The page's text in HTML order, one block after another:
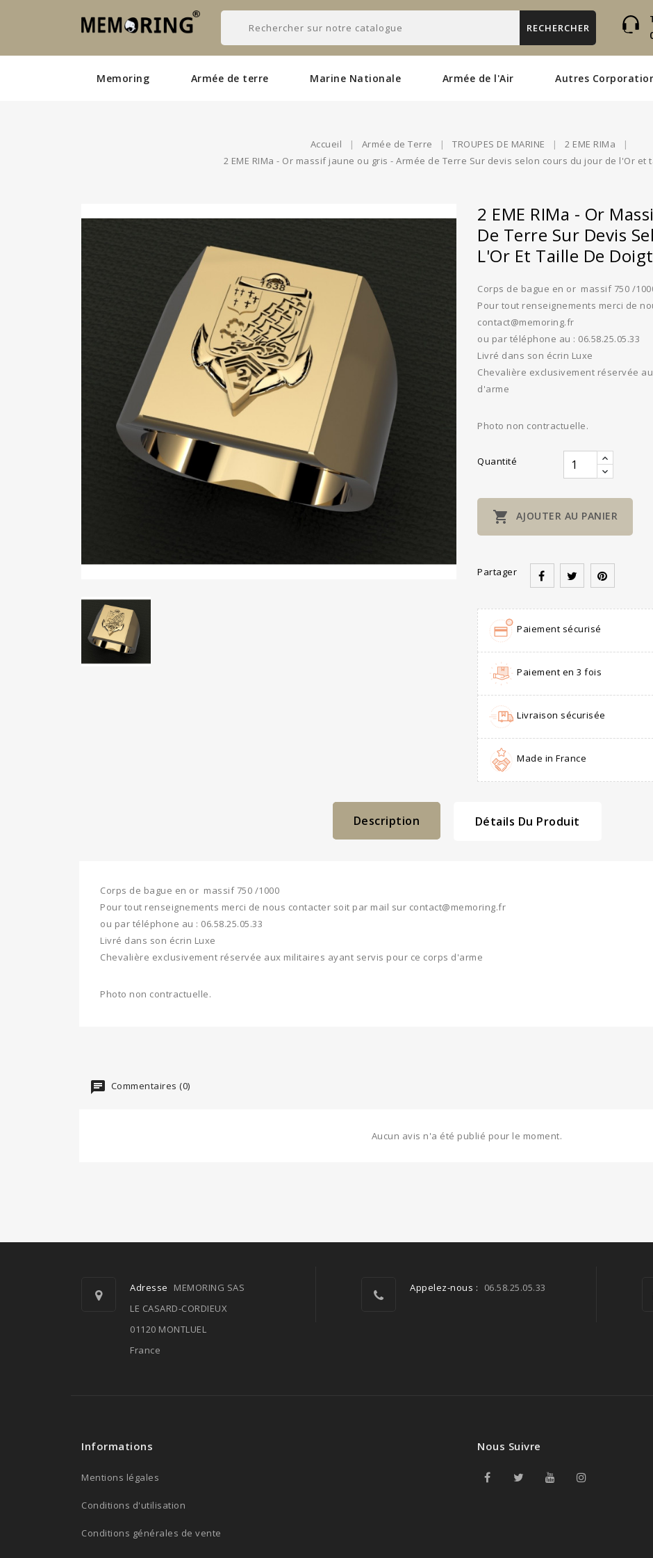
RECHERCHER
Memoring Armée de terre Marine Nationale Armée de l'Air Autres
Accueil Armée de Terre TROUPES DE MARINE
2 EME RIMa
2 EME RIMa - Or massif jaune ou gris - Armée de Terre Sur devis selon cours du jour de l'Or et
2 EME RIMa - Or
De Terre Sur Devis
L'Or Et Taille De Doigt
Corps de bague en or massif 750 /
Pour tout renseignements merci de
contact@memoring.fr
ou par téléphone au : 06.58.25.05.33
Livré dans son écrin Luxe
Chevalière exclusivement réservée
d'arme
Photo non contractuelle.
Quantité
 AJOUTER AU PANIER
Partager
Paiement sécurisé
Paiement en 3 fois
Livraison sécurisée
Made in France
Description Détails Du Produit
Corps de bague en or massif 750 /1000
Pour tout renseignements merci de nous contacter soit par mail sur contact@memoring.fr
ou par téléphone au : 06.58.25.05.33
Livré dans son écrin Luxe
Chevalière exclusivement réservée aux militaires ayant servis pour ce corps d'arme
Photo non contractuelle.
Commentaires (0)
Aucun avis n'a été publié pour le moment.
Adresse
MEMORING SAS
LE CASARD-CORDIEUX
01120 MONTLUEL
France
Appelez-nous : 06.58.25.05.33
Informations
Mentions légales
Conditions d'utilisation
Conditions générales de vente
Nous Suivre